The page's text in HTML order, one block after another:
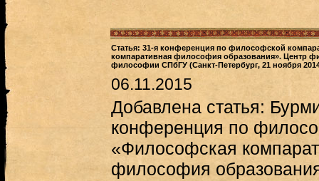
Статья: 31-я конференция по философской
компаративная философия образования». Центр
философии СПбГУ (Санкт-Петербург, 21 ноября
06.11.2015
Добавлена статья:
конференция по
«Философская
философия